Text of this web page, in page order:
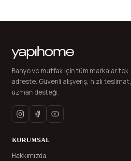
Banyo ve mutfak için tüm markalar tek
adreste. Güvenli alışveriş, hızlı teslimat,
uzman desteği.
KURUMSAL
Hakkımızda